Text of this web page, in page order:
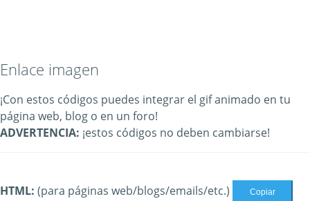
Enlace imagen
¡Con estos códigos puedes integrar el gif animado en tu
página web, blog o en un foro!
ADVERTENCIA: ¡estos códigos no deben cambiarse!
HTML: (para páginas web/blogs/emails/etc.) Copiar